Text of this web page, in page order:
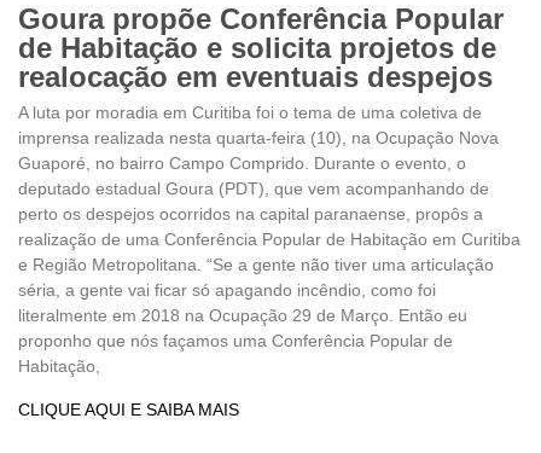
Goura propõe Conferência Popular
de Habitação e solicita projetos de
realocação em eventuais despejos
A luta por moradia em Curitiba foi o tema de uma coletiva de
imprensa realizada nesta quarta-feira (10), na Ocupação Nova
Guaporé, no bairro Campo Comprido. Durante o evento, o
deputado estadual Goura (PDT), que vem acompanhando de
perto os despejos ocorridos na capital paranaense, propôs a
realização de uma Conferência Popular de Habitação em Curitiba
e Região Metropolitana. “Se a gente não tiver uma articulação
séria, a gente vai ficar só apagando incêndio, como foi
literalmente em 2018 na Ocupação 29 de Março. Então eu
proponho que nós façamos uma Conferência Popular de
Habitação,
CLIQUE AQUI E SAIBA MAIS